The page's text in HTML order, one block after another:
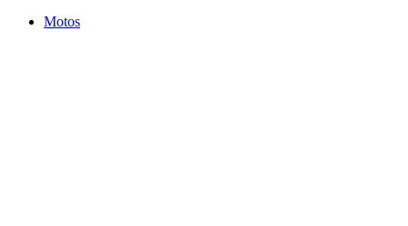
Motos